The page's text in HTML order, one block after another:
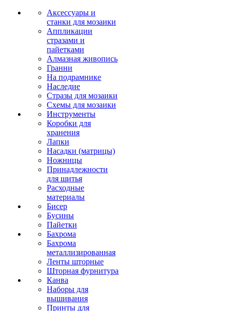
Аксессуары и
станки для мозаики
Аппликации
стразами и
пайетками
Алмазная живопись
Гранни
На подрамнике
Наследие
Стразы для мозаики
Схемы для мозаики
Инструменты
Коробки для
хранения
Лапки
Насадки (матрицы)
Ножницы
Принадлежности
для шитья
Расходные
материалы
Бисер
Бусины
Пайетки
Бахрома
Бахрома
металлизированная
Ленты шторные
Шторная фурнитура
Канва
Наборы для
вышивания
Принты для